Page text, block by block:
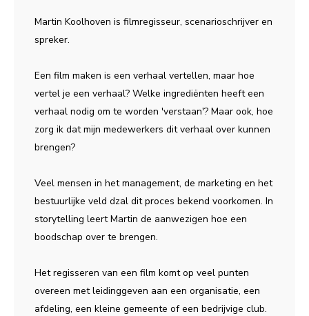
Martin Koolhoven is filmregisseur, scenarioschrijver en
spreker.
Een film maken is een verhaal vertellen, maar hoe
vertel je een verhaal? Welke ingrediënten heeft een
verhaal nodig om te worden 'verstaan'? Maar ook, hoe
zorg ik dat mijn medewerkers dit verhaal over kunnen
brengen?
Veel mensen in het management, de marketing en het
bestuurlijke veld dzal dit proces bekend voorkomen. In
storytelling leert Martin de aanwezigen hoe een
boodschap over te brengen.
Het regisseren van een film komt op veel punten
overeen met leidinggeven aan een organisatie, een
afdeling, een kleine gemeente of een bedrijvige club.